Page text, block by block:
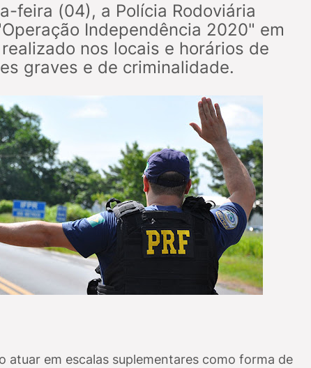
feira (04), a Polícia Rodoviária
Independência 2020" em
nos locais e horários de
graves e de criminalidade.
atuar em escalas suplementares como forma de